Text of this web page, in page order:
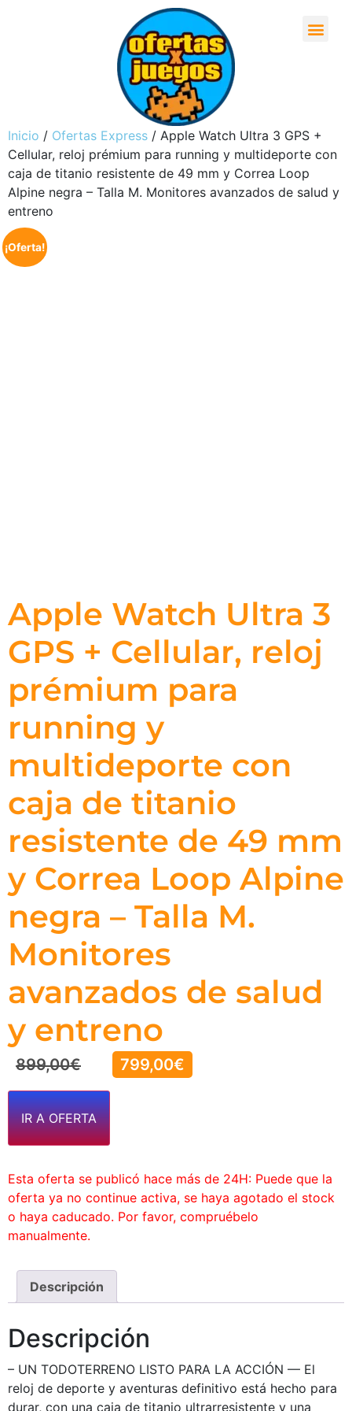
Inicio / Ofertas Express / Apple Watch Ultra 3 GPS +
Cellular, reloj prémium para running y multideporte con
caja de titanio resistente de 49 mm y Correa Loop
Alpine negra – Talla M. Monitores avanzados de salud y
entreno
¡Oferta!
Apple Watch Ultra 3
GPS + Cellular, reloj
prémium para
running y
multideporte con
caja de titanio
resistente de 49 mm
y Correa Loop Alpine
negra – Talla M.
Monitores
avanzados de salud
y entreno
899,00€ 799,00€
IR A OFERTA
Esta oferta se publicó hace más de 24H: Puede que la
oferta ya no continue activa, se haya agotado el stock
o haya caducado. Por favor, compruébelo
manualmente.
Descripción
Descripción
– UN TODOTERRENO LISTO PARA LA ACCIÓN — El
reloj de deporte y aventuras definitivo está hecho para
durar, con una caja de titanio ultrarresistente y una